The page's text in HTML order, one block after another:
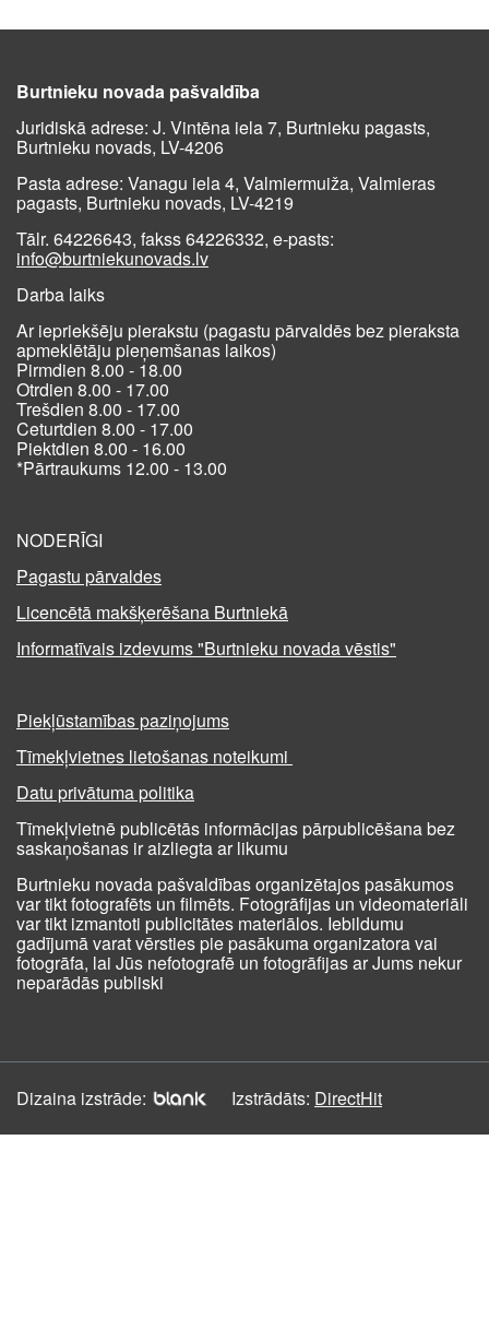
Burtnieku novada pašvaldība
Juridiskā adrese: J. Vintēna iela 7, Burtnieku pagasts,
Burtnieku novads, LV-4206
Pasta adrese: Vanagu iela 4, Valmiermuiža, Valmieras
pagasts, Burtnieku novads, LV-4219
Tālr. 64226643, fakss 64226332, e-pasts:
info@burtniekunovads.lv
Darba laiks
Ar iepriekšēju pierakstu (pagastu pārvaldēs bez pieraksta
apmeklētāju pieņemšanas laikos)
Pirmdien 8.00 - 18.00
Otrdien 8.00 - 17.00
Trešdien 8.00 - 17.00
Ceturtdien 8.00 - 17.00
Piektdien 8.00 - 16.00
*Pārtraukums 12.00 - 13.00
NODERĪGI
Pagastu pārvaldes
Licencētā makšķerēšana Burtniekā
Informatīvais izdevums "Burtnieku novada vēstis"
Piekļūstamības paziņojums
Tīmekļvietnes lietošanas noteikumi
Datu privātuma politika
Tīmekļvietnē publicētās informācijas pārpublicēšana bez
saskaņošanas ir aizliegta ar likumu
Burtnieku novada pašvaldības organizētajos pasākumos
var tikt fotografēts un filmēts. Fotogrāfijas un videomateriāli
var tikt izmantoti publicitātes materiālos. Iebildumu
gadījumā varat vērsties pie pasākuma organizatora vai
fotogrāfa, lai Jūs nefotografē un fotogrāfijas ar Jums nekur
neparādās publiski
Dizaina izstrāde: Izstrādāts: DirectHit